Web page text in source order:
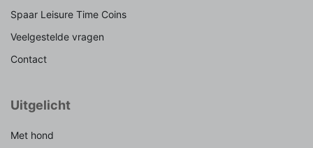
Spaar Leisure Time Coins
Veelgestelde vragen
Contact
Uitgelicht
Met hond